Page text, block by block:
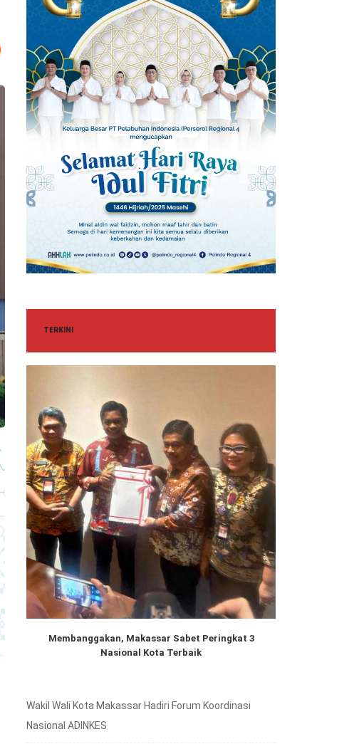
TERKINI
Membanggakan, Makassar Sabet Peringkat 3
Nasional Kota Terbaik
Wakil Wali Kota Makassar Hadiri Forum Koordinasi
Nasional ADINKES